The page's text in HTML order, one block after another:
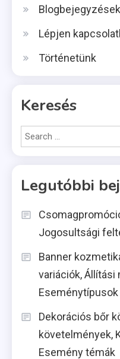
Blogbejegyzések
Lépjen
Történetünk
Keresés
Legutóbbi
Jogosultsági
Banner
variációk, Állítási
Eseménytípusok
Dekorációs bőr
követelmények,
Esemény témák